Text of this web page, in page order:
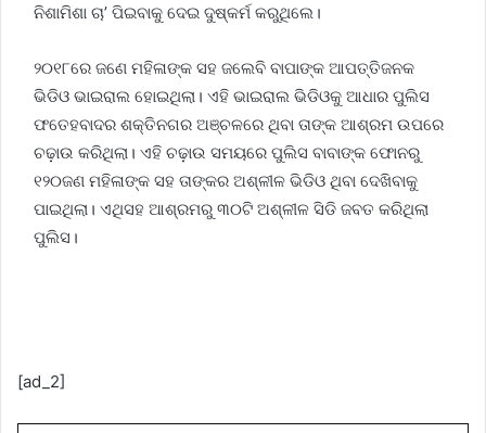
ନିଶାମିଶା ଚା’ ପିଇବାକୁ ଦେଇ ଦୁଷ୍କର୍ମ କରୁଥିଲେ।
୨୦୧୮ରେ ଜଣେ ମହିଳାଙ୍କ ସହ ଜଲେବି ବାପାଙ୍କ ଆପତ୍ତିଜନକ
ଭିଡିଓ ଭାଇରାଲ ହୋଇଥିଲା। ଏହି ଭାଇରାଲ ଭିଡିଓକୁ ଆଧାର ପୁଲିସ
ଫତେହବାଦର ଶକ୍ତିନଗର ଅଞ୍ଚଳରେ ଥିବା ତାଙ୍କ ଆଶ୍ରମ ଉପରେ
ଚଢ଼ାଉ କରିଥିଲା। ଏହି ଚଢ଼ାଉ ସମୟରେ ପୁଲିସ ବାବାଙ୍କ ଫୋନରୁ
୧୨୦ଜଣ ମହିଳାଙ୍କ ସହ ତାଙ୍କର ଅଶ୍ଳୀଳ ଭିଡିଓ ଥିବା ଦେଖିବାକୁ
ପାଇଥିଲା। ଏଥିସହ ଆଶ୍ରମରୁ ୩୦ଟି ଅଶ୍ଳୀଳ ସିଡି ଜବତ କରିଥିଲା
ପୁଲିସ।
[ad_2]